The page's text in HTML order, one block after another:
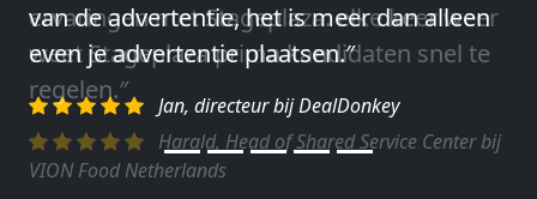
ervaringen met Stageplaza: elke keer weer
weet Stageplaza prima kandidaten snel te
regelen.″
Harald, Head of Shared Service Center bij
VION Food Netherlands